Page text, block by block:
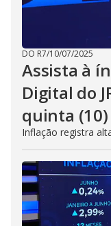
DO R7/10/07/2025
Assista à
Digital do
quinta (10)
Inflação registra